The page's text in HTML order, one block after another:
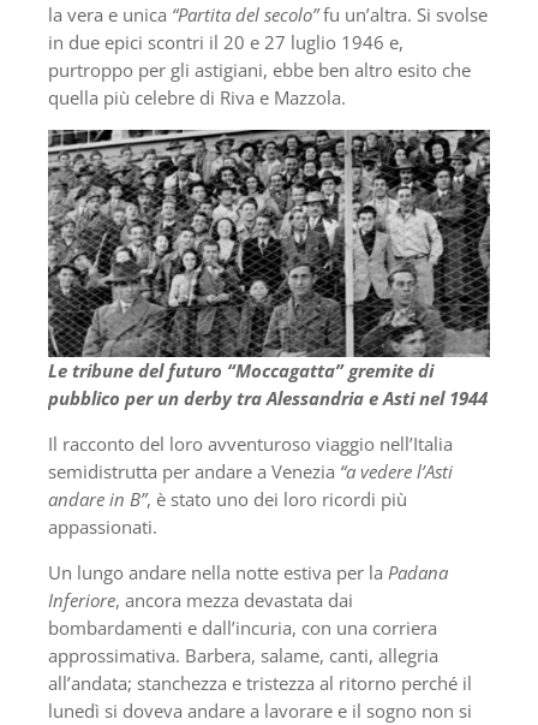
la vera e unica “Partita del secolo”fu un’altra. Si svolse
in due epici scontri il 20 e 27 luglio 1946 e,
purtroppo per gli astigiani, ebbe ben altro esito che
quella più celebre di Riva e Mazzola.
Le tribune del futuro “Moccagatta” gremite di
pubblico per un derby tra Alessandria e Asti nel 1944
Il racconto del loro avventuroso viaggio nell’Italia
semidistrutta per andare a Venezia “a vedere l’Asti
andare in B”, è stato uno dei loro ricordi più
appassionati.
Un lungo andare nella notte estiva per la Padana
Inferiore, ancora mezza devastata dai
bombardamenti e dall’incuria, con una corriera
approssimativa. Barbera, salame, canti, allegria
all’andata; stanchezza e tristezza al ritorno perché il
lunedì si doveva andare a lavorare e il sogno non si